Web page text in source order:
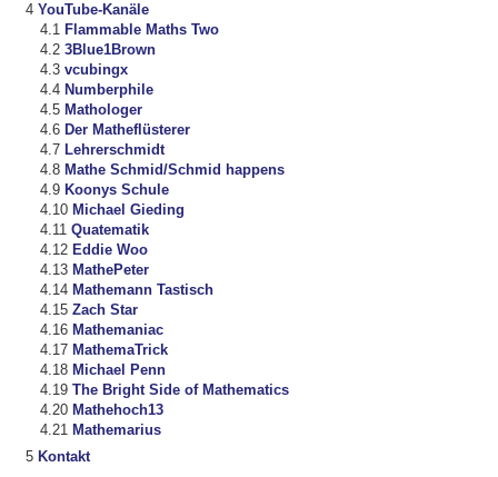
YouTube-Kanäle
Flammable Maths Two
3Blue1Brown
vcubingx
Numberphile
Mathologer
Der Matheflüsterer
Lehrerschmidt
Mathe Schmid/Schmid happens
Koonys Schule
Michael Gieding
Quatematik
Eddie Woo
MathePeter
Mathemann Tastisch
Zach Star
Mathemaniac
MathemaTrick
Michael Penn
The Bright Side of Mathematics
Mathehoch13
Mathemarius
Kontakt